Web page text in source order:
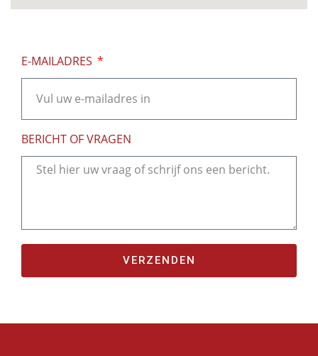
E-MAILADRES
BERICHT OF VRAGEN
VERZENDEN